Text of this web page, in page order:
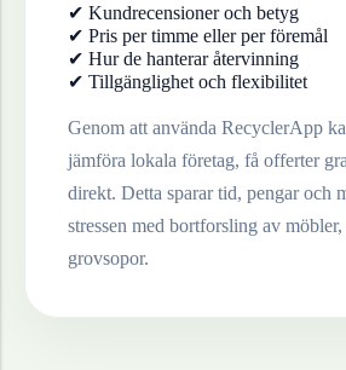
✔ Kundrecensioner och betyg
✔ Pris per timme eller per föremål
✔ Hur de hanterar återvinning
✔ Tillgänglighet och flexibilitet
Genom att använda RecyclerApp
jämföra lokala företag, få offerter
direkt. Detta sparar tid, pengar och
stressen med bortforsling av
grovsopor.